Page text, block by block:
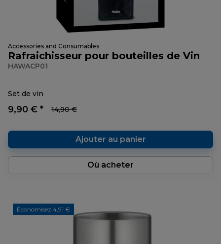
Accessories and Consumables
Rafraichisseur pour bouteilles de Vin
HAWACP01
Set de vin
9,90 € * 14,90 €
Ajouter au panier
Où acheter
Économisez 4,91 €